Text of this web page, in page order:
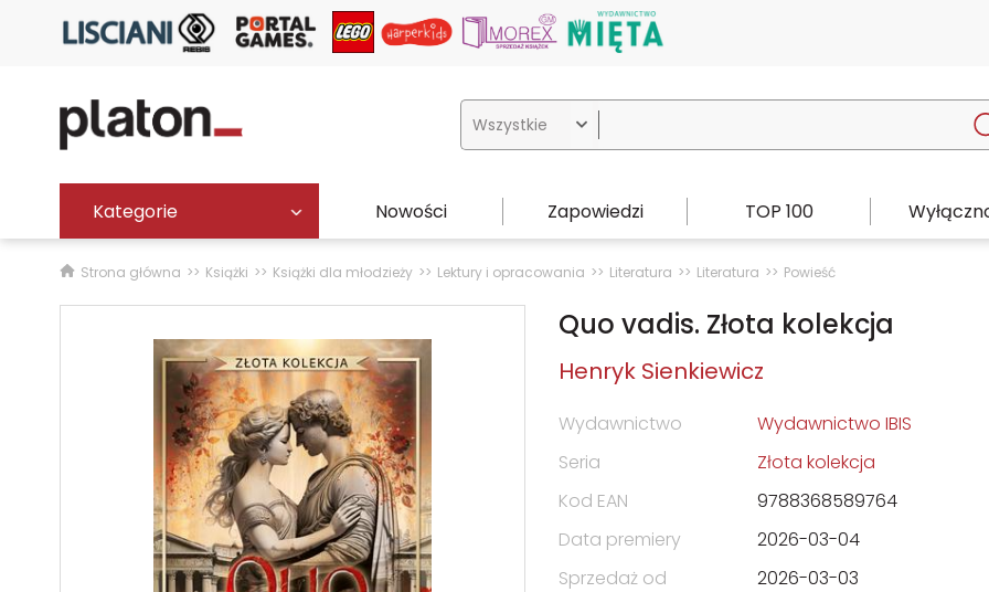

Kategorie Nowości Zapowiedzi TOP 100
Strona główna Książki Książki dla młodzieży Lektury i opracowania Literatura Literatura Powieść
Quo vadis. Złota kolekcja
Henryk Sienkiewicz
Wydawnictwo
Wydawnictwo IBIS
Seria
Złota kolekcja
Kod EAN
9788368589764
Data premiery
2026-03-04
Sprzedaż od
2026-03-03